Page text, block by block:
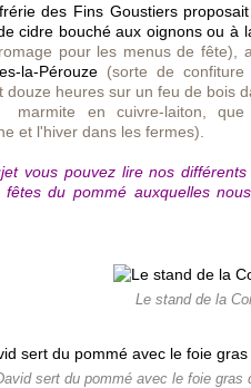
des Fins Goustiers
cidre bouché aux oignons ou à
pour les menus de fête),
la-Pérouze (sorte de
douze heures sur un feu de bois
marmite en cuivre-laiton, que
et l'hiver dans les fermes).
vous pouvez lire nos
fêtes du pommé auxquelles
Le stand de la
sert du pommé avec le foie gras